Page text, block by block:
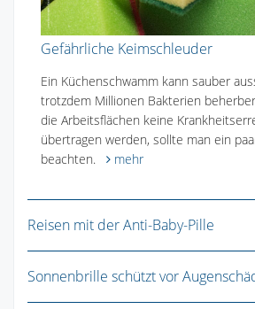
Gefährliche Keimschleuder
Ein Küchenschwamm kann sauber
trotzdem Millionen Bakterien
die Arbeitsflächen keine
übertragen werden, sollte man ein
beachten.
mehr
Reisen mit der Anti-Baby-Pille
Sonnenbrille schützt vor